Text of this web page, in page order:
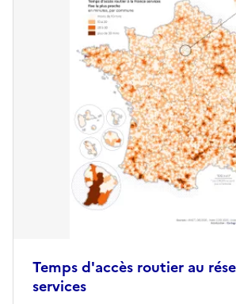
Temps d'accès routier au
services